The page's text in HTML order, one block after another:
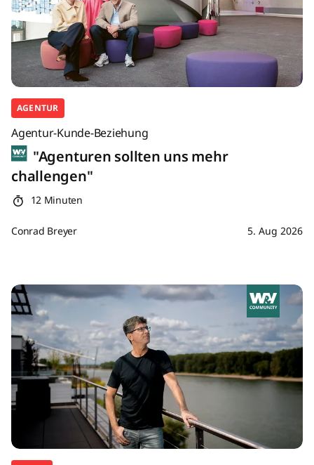
AGENTUR
Agentur-Kunde-Beziehung
"Agenturen sollten uns mehr
challengen"
12 Minuten
Conrad Breyer 5. Aug 2026